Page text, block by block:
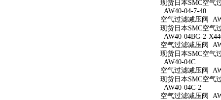
现货日本SMC空气
AW40-04-7-40
空气过滤减压阀
现货日本SMC空气
AW40-04BG-2-
空气过滤减压阀
现货日本SMC空气
AW40-04C
空气过滤减压阀
现货日本SMC空气
AW40-04C-2
空气过滤减压阀